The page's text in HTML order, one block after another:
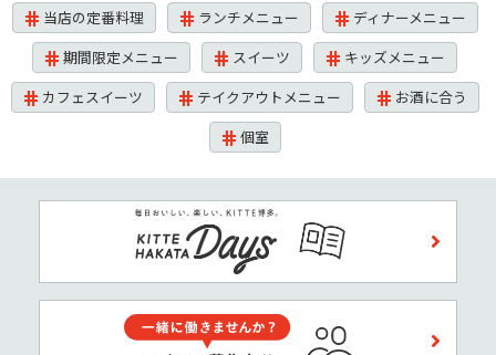
当店の定番料理 ランチメニュー
ディナーメニュー
期間限定メニュー
スイーツ
キッズメニュー
カフェスイーツ
テイクアウトメニュー
お酒に合う
個室